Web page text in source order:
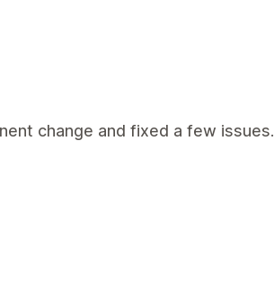
change and fixed a few issues.